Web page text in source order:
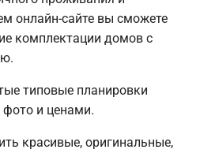
онлайн-сайте вы сможете
комплектации домов с
типовые планировки
и ценами.
красивые, оригинальные,